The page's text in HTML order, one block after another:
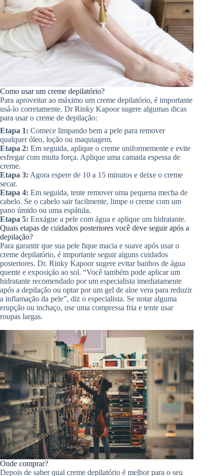
Como usar um creme depilatório?
Para aproveitar ao máximo um creme depilatório, é importante
usá-lo corretamente. Dr Rinky Kapoor sugere algumas dicas
para usar o creme de depilação:
Etapa 1: Comece limpando bem a pele para remover
qualquer óleo, loção ou maquiagem.
Etapa 2: Em seguida, aplique o creme uniformemente e evite
esfregar com muita força. Aplique uma camada espessa de
creme.
Etapa 3: Agora espere de 10 a 15 minutos e deixe o creme
secar.
Etapa 4: Em seguida, tente remover uma pequena mecha de
cabelo. Se o cabelo sair facilmente, limpe o creme com um
pano úmido ou uma espátula.
Etapa 5: Enxágue a pele com água e aplique um hidratante.
Quais etapas de cuidados posteriores você deve seguir após a
depilação?
Para garantir que sua pele fique macia e suave após usar o
creme depilatório, é importante seguir alguns cuidados
posteriores. Dr. Rinky Kapoor sugere evitar banhos de água
quente e exposição ao sol. “Você também pode aplicar um
hidratante recomendado por um especialista imediatamente
após a depilação ou optar por um gel de aloe vera para reduzir
a inflamação da pele”, diz o especialista. Se notar alguma
erupção ou inchaço, use uma compressa fria e tente usar
roupas largas.
Onde comprar?
Depois de saber qual creme depilatório é melhor para o seu